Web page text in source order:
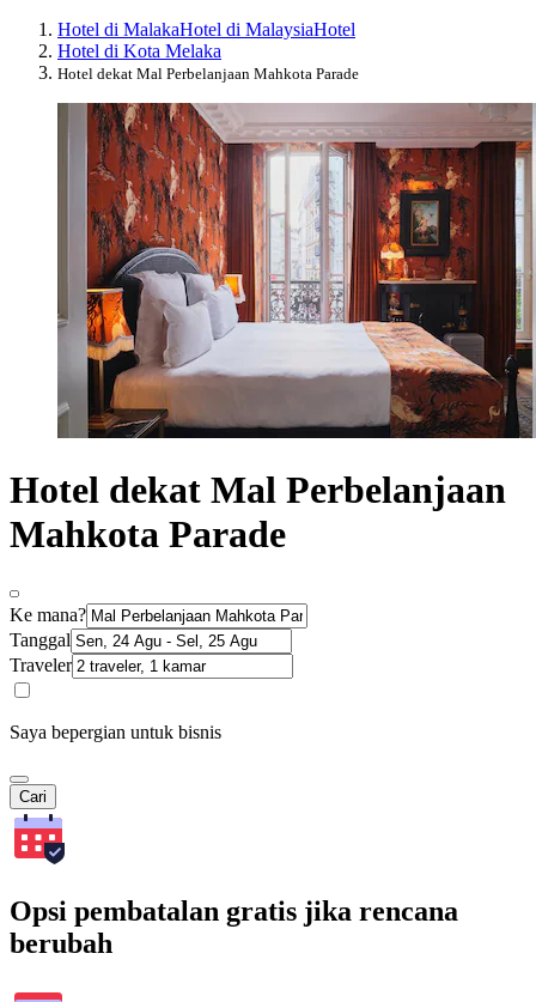
Hotel di MalakaHotel di MalaysiaHotel
Hotel di Kota Melaka
Hotel dekat Mal Perbelanjaan Mahkota Parade
Hotel dekat Mal Perbelanjaan
Mahkota Parade
Ke mana?
Tanggal
Traveler
Saya bepergian untuk bisnis
Cari
Opsi pembatalan gratis jika rencana
berubah